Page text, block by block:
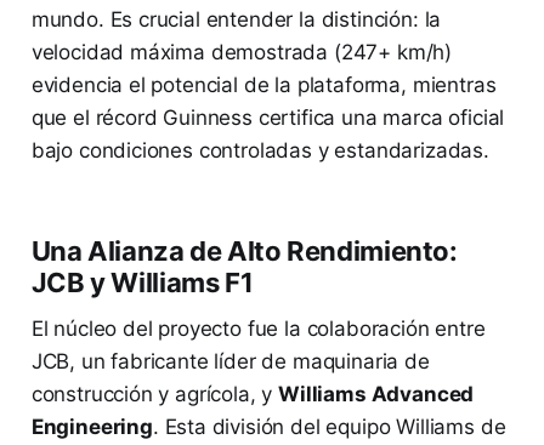
mundo. Es crucial entender la distinción: la
velocidad máxima demostrada (247+ km/h)
evidencia el potencial de la plataforma, mientras
que el récord Guinness certifica una marca oficial
bajo condiciones controladas y estandarizadas.
Una Alianza de Alto Rendimiento:
JCB y Williams F1
El núcleo del proyecto fue la colaboración entre
JCB, un fabricante líder de maquinaria de
construcción y agrícola, yWilliams Advanced
Engineering. Esta división del equipo Williams de